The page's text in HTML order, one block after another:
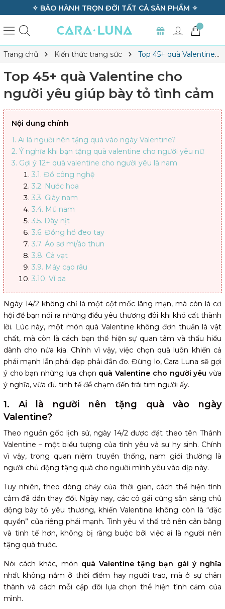
✧ BẢO HÀNH TRỌN ĐỜI TẤT CẢ SẢN PHẨM ✧
Trang chủ Kiến thức trang sức
Top 45+ quà Valentine
Top 45+ quà Valentine cho
người yêu giúp bày tỏ tình cảm
Nội dung chính
1. Ai là người nên tặng quà vào ngày Valentine?
2. Ý nghĩa khi bạn tặng quà valentine cho người yêu nữ
3. Gợi ý 12+ quà valentine cho người yêu là nam
3.1. Đồ công nghệ
3.2. Nước hoa
3.3. Giày nam
3.4. Mũ nam
3.5. Dây nịt
3.6. Đồng hồ đeo tay
3.7. Áo sơ mi/áo thun
3.8. Cà vạt
3.9. Máy cạo râu
3.10. Ví da
3.12. Ốp điện thoại
4. Bật mí 15+ quà valentine cho người yêu là nữ
4.1. Trang sức
4.2. Mỹ phẩm/Đồ skincare
4.3. Socola
4.4. Son môi
4.5. Túi xách
4.6. Hoa hồng
4.8. Váy đầm
4.9. Đồng hồ nữ tính
4.10. Gấu bông
4.11. Phụ kiện tóc
4.12. Bó hoa tiền/hoa bánh kẹo,trái cây
4.14. Thú cưng
4.15. Nến thơm
5. Danh sách quà valentine cho người yêu có thể thực
hiện cùng nhau
5.1. Một bữa ăn tối lãng mạn
5.2. Đi xem phim
5.4. Cùng tham gia khóa làm quà handmade
6. TOP quà valentine cho người yêu ở xa
6.1. Vòng tay cảm ứng
Ngày 14/2 không chỉ là một cột mốc lãng mạn, mà còn là cơ
hội để bạn nói ra những điều yêu thương đôi khi khó cất thành
lời. Lúc này, một món quà Valentine không đơn thuần là vật
chất, mà còn là cách bạn thể hiện sự quan tâm và thấu hiểu
dành cho nửa kia. Chính vì vậy, việc chọn quà luôn khiến cả
phái mạnh lẫn phái đẹp phải đắn đo. Đừng lo, Cara Luna sẽ gợi
ý cho bạn những lựa chọn quà Valentine cho người yêu vừa
ý nghĩa, vừa đủ tinh tế để chạm đến trái tim người ấy.
1. Ai là người nên tặng quà vào ngày
Valentine?
Theo nguồn gốc lịch sử, ngày 14/2 được đặt theo tên Thánh
Valentine – một biểu tượng của tình yêu và sự hy sinh. Chính
vì vậy, trong quan niệm truyền thống, nam giới thường là
người chủ động tặng quà cho người mình yêu vào dịp này.
Tuy nhiên, theo dòng chảy của thời gian, cách thể hiện tình
cảm đã dần thay đổi. Ngày nay, các cô gái cũng sẵn sàng chủ
động bày tỏ yêu thương, khiến Valentine không còn là “đặc
quyền” của riêng phái mạnh. Tình yêu vì thế trở nên cân bằng
và tinh tế hơn, không bị ràng buộc bởi việc ai là người nên
tặng quà trước.
Nói cách khác, món quà Valentine tặng bạn gái ý nghĩa
nhất không nằm ở thời điểm hay người trao, mà ở sự chân
thành và cách mỗi cặp đôi lựa chọn thể hiện tình cảm của
mình.